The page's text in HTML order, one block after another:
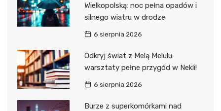
Wielkopolską: noc pełna opadów i
silnego wiatru w drodze
6 sierpnia 2026
Odkryj świat z Melą Melulu:
warsztaty pełne przygód w Nekli!
6 sierpnia 2026
Burze z superkomórkami nad